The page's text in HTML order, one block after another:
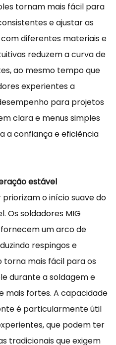
tornam mais fácil para
e ajustar as
diferentes materiais e
reduzem a curva de
ao mesmo tempo que
experientes a
para projetos
clara e menus simples
a confiança e eficiência
estável
o início suave do
Os soldadores MIG
um arco de
respingos e
torna mais fácil para os
durante a soldagem e
mais fortes. A capacidade
é particularmente útil
que podem ter
tradicionais que exigem